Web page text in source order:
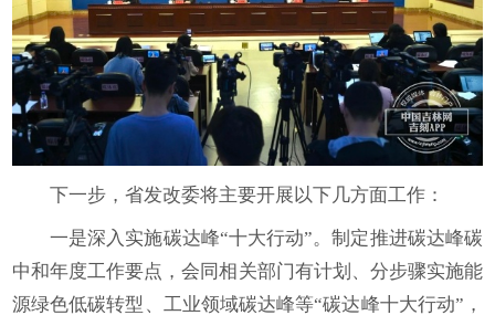
下一步，省发改委将主要开展以下几方面工作：
一是深入实施碳达峰“十大行动”。制定推进碳达峰碳
中和年度工作要点，会同相关部门有计划、分步骤实施能
源绿色低碳转型、工业领域碳达峰等“碳达峰十大行动”，